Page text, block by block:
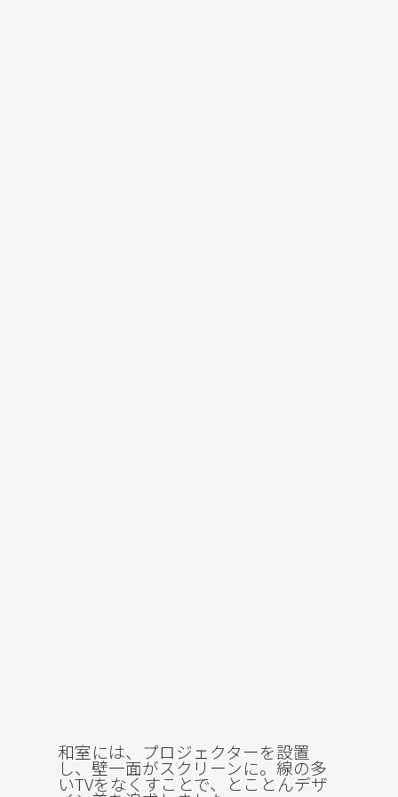
和室には、プロジェクターを設置
し、壁一面がスクリーンに。線の多
いTVをなくすことで、とことんデザ